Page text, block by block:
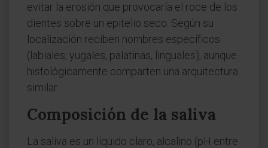
evitar la erosión que provocaría el roce de los
dientes sobre un epitelio seco. Según su
localización reciben nombres específicos
(labiales, yugales, palatinas, linguales), aunque
histológicamente comparten una arquitectura
similar.
Composición de la saliva
La saliva es un líquido claro, alcalino (pH entre